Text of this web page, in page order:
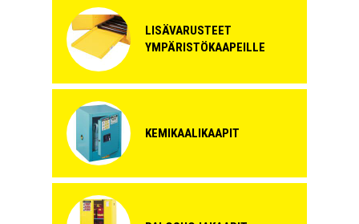
LISÄVARUSTEET
YMPÄRISTÖKAAPEILLE
KEMIKAALIKAAPIT